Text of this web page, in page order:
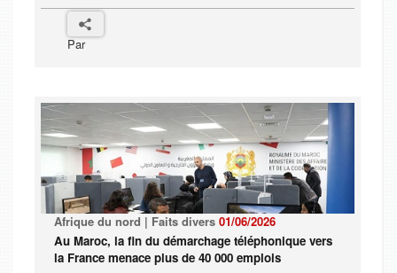
Par
Afrique du nord | Faits divers 01/06/2026
Au Maroc, la fin du démarchage téléphonique vers
la France menace plus de 40 000 emplois